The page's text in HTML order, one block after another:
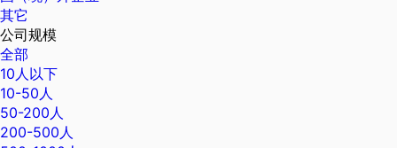
其它
公司规模
全部
10人以下
10-50人
50-200人
200-500人